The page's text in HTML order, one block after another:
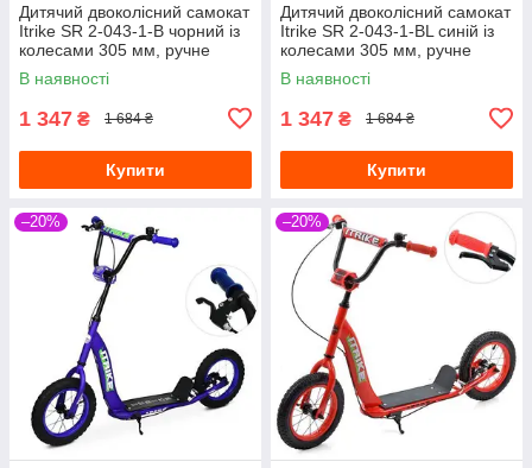
Дитячий двоколісний самокат
Itrike SR 2-043-1-B чорний із
колесами 305 мм, ручне
гальмо
В наявності
1 347 ₴ 1 684 ₴
Купити
Дитячий двоколісний самокат
Itrike SR 2-043-1-BL синій із
колесами 305 мм, ручне
гальмо
В наявності
1 347 ₴ 1 684 ₴
Купити
–20% –20%